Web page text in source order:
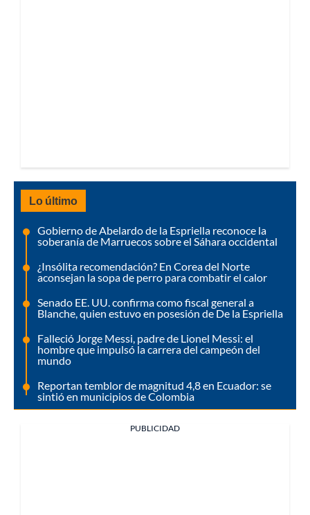
Lo último
Gobierno de Abelardo de la Espriella reconoce la
soberanía de Marruecos sobre el Sáhara occidental
¿Insólita recomendación? En Corea del Norte
aconsejan la sopa de perro para combatir el calor
Senado EE. UU. confirma como fiscal general a
Blanche, quien estuvo en posesión de De la Espriella
Falleció Jorge Messi, padre de Lionel Messi: el
hombre que impulsó la carrera del campeón del
mundo
Reportan temblor de magnitud 4,8 en Ecuador: se
sintió en municipios de Colombia
PUBLICIDAD